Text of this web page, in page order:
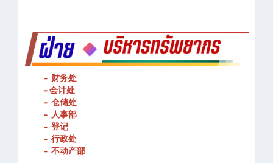
- 财务处
- 会计处
- 仓储处
- 人事部
- 登记
- 行政处